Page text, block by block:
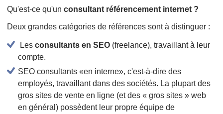
Qu'est-ce qu'unconsultant référencement internet ?
Deux grandes catégories de références sont à distinguer :
Lesconsultants en SEO (freelance), travaillant à leur
compte.
SEO consultants «en interne», c'est-à-dire des
employés, travaillant dans des sociétés. La plupart des
gros sites de vente en ligne (et des « gros sites » web
en général) possèdent leur propre équipe de